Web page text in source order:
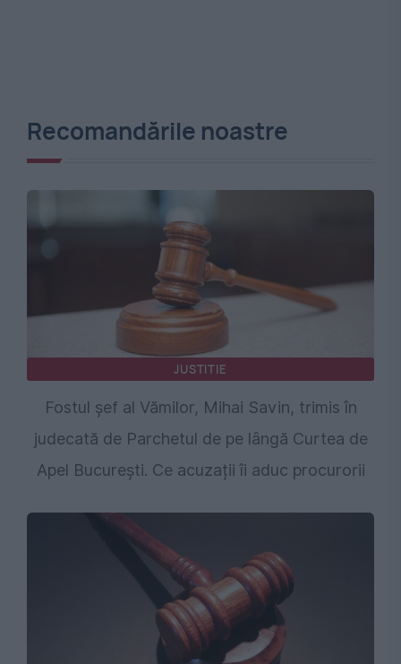
Recomandările noastre
JUSTITIE
Fostul șef al Vămilor, Mihai Savin, trimis în
judecată de Parchetul de pe lângă Curtea de
Apel București. Ce acuzații îi aduc procurorii